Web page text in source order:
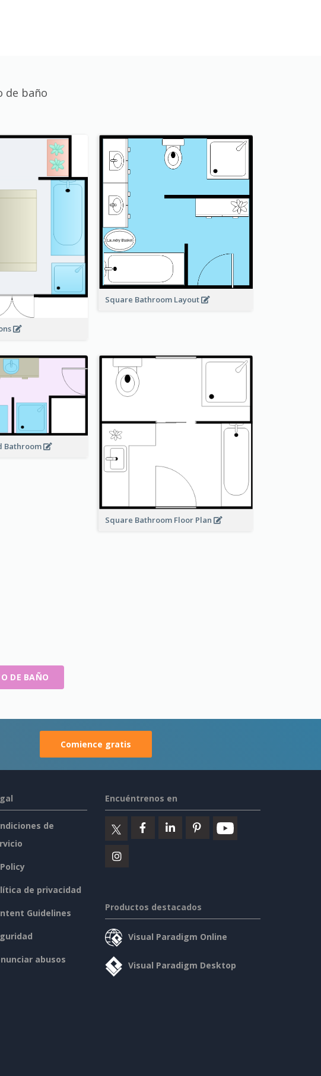
de baño
Square Bathroom Layout
Bathroom
Square Bathroom Floor Plan
DE BAÑO
Comience gratis
de
de privacidad
Guidelines
abusos
Encuéntrenos en
Productos destacados
Visual Paradigm Online
Visual Paradigm Desktop